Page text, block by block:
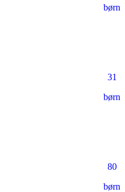
børn
31
børn
80
børn